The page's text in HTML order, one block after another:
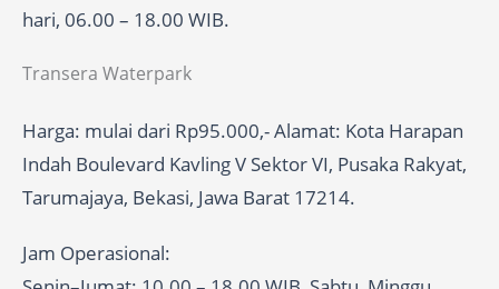
hari, 06.00 – 18.00 WIB.
Transera Waterpark
Harga: mulai dari Rp95.000,- Alamat: Kota Harapan
Indah Boulevard Kavling V Sektor VI, Pusaka Rakyat,
Tarumajaya, Bekasi, Jawa Barat 17214.
Jam Operasional: